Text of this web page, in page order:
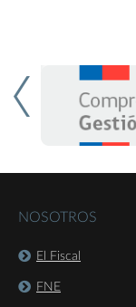
NOSOTROS
El Fiscal
FNE